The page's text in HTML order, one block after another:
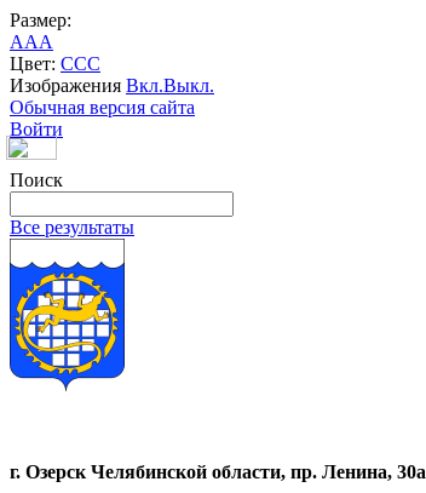
Размер:
AAA
Цвет: CCC
Изображения Вкл.Выкл.
Обычная версия сайта
Войти
Поиск
Все результаты
г. Озерск Челябинской области, пр. Ленина, 30а